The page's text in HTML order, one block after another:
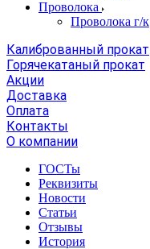
Проволока
Проволока г/к
Калиброванный прокат
Горячекатаный прокат
Акции
Доставка
Оплата
Контакты
О компании
ГОСТы
Реквизиты
Новости
Статьи
Отзывы
История